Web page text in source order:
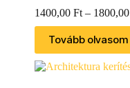
1400,00 Ft – 1800,00
Tovább olvasom